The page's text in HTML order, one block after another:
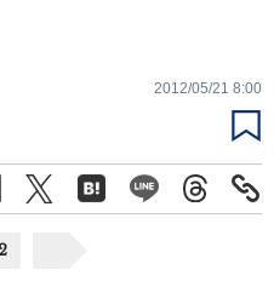
2012/05/21 8:00